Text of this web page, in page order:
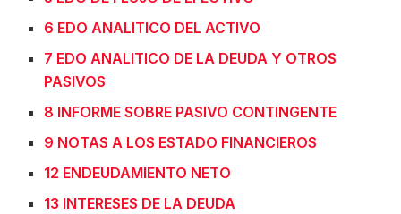
6 EDO ANALITICO DEL ACTIVO
7 EDO ANALITICO DE LA DEUDA Y OTROS
PASIVOS
8 INFORME SOBRE PASIVO CONTINGENTE
9 NOTAS A LOS ESTADO FINANCIEROS
12 ENDEUDAMIENTO NETO
13 INTERESES DE LA DEUDA